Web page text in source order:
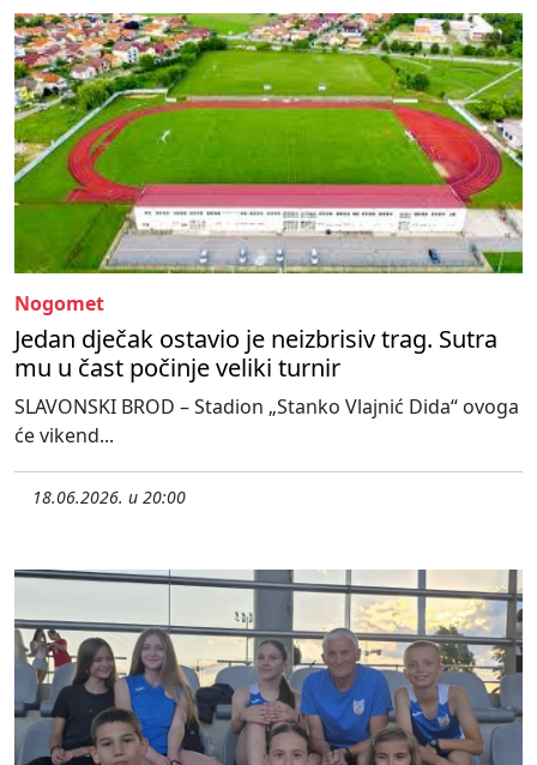
Nogomet
Jedan dječak ostavio je neizbrisiv trag. Sutra
mu u čast počinje veliki turnir
SLAVONSKI BROD – Stadion „Stanko Vlajnić Dida“ ovoga
će vikend...
18.06.2026. u 20:00